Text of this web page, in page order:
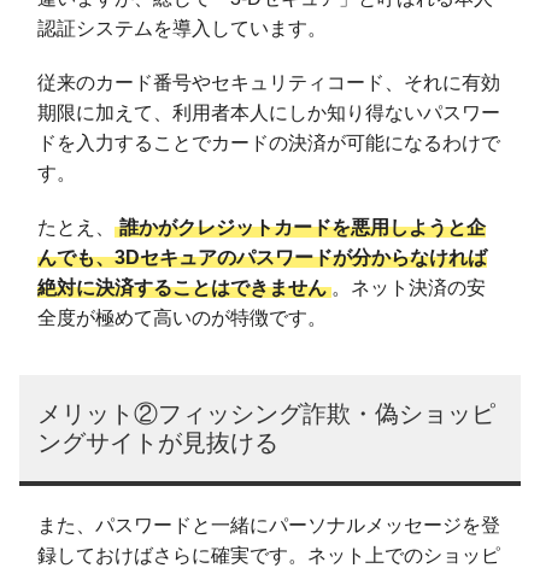
認証システムを導入しています。
従来のカード番号やセキュリティコード、それに有効
期限に加えて、利用者本人にしか知り得ないパスワー
ドを入力することでカードの決済が可能になるわけで
す。
たとえ、 誰かがクレジットカードを悪用しようと企
んでも、3Dセキュアのパスワードが分からなければ
絶対に決済することはできません 。ネット決済の安
全度が極めて高いのが特徴です。
メリット②フィッシング詐欺・偽ショッピ
ングサイトが見抜ける
また、パスワードと一緒にパーソナルメッセージを登
録しておけばさらに確実です。ネット上でのショッピ